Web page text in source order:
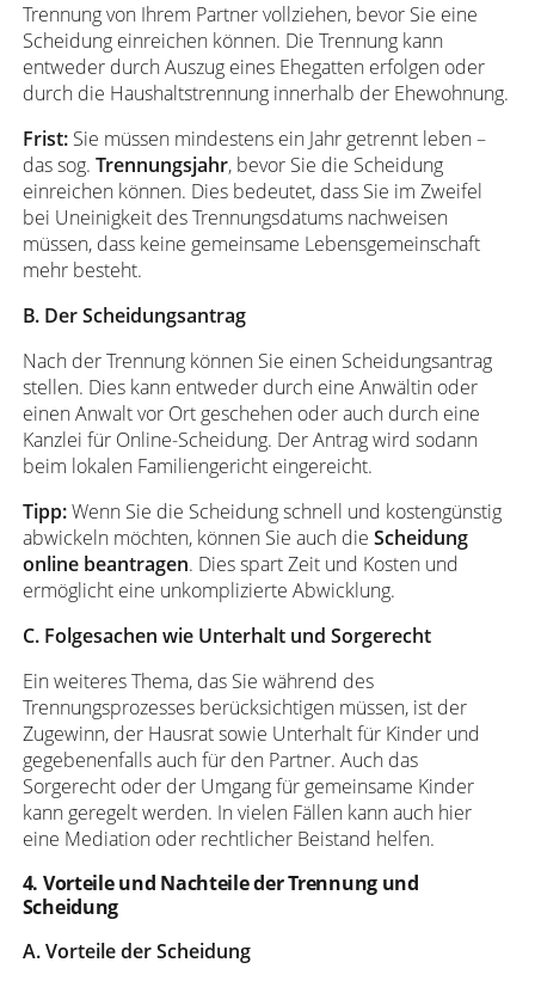
Trennung von Ihrem Partner vollziehen, bevor Sie eine
Scheidung einreichen können. Die Trennung kann
entweder durch Auszug eines Ehegatten erfolgen oder
durch die Haushaltstrennung innerhalb der Ehewohnung.
Frist:Sie müssen mindestens ein Jahr getrennt leben –
das sog. Trennungsjahr, bevor Sie die Scheidung
einreichen können. Dies bedeutet, dass Sie im Zweifel
bei Uneinigkeit des Trennungsdatums nachweisen
müssen, dass keine gemeinsame Lebensgemeinschaft
mehr besteht.
B. Der Scheidungsantrag
Nach der Trennung können Sie einen Scheidungsantrag
stellen. Dies kann entweder durch eine Anwältin oder
einen Anwalt vor Ort geschehen oder auch durch eine
Kanzlei für Online-Scheidung. Der Antrag wird sodann
beim lokalen Familiengericht eingereicht.
Tipp:Wenn Sie die Scheidung schnell und kostengünstig
abwickeln möchten, können Sie auch die Scheidung
online beantragen. Dies spart Zeit und Kosten und
ermöglicht eine unkomplizierte Abwicklung.
C. Folgesachen wie Unterhalt und Sorgerecht
Ein weiteres Thema, das Sie während des
Trennungsprozesses berücksichtigen müssen, ist der
Zugewinn, der Hausrat sowie Unterhalt für Kinder und
gegebenenfalls auch für den Partner. Auch das
Sorgerecht oder der Umgang für gemeinsame Kinder
kann geregelt werden. In vielen Fällen kann auch hier
eine Mediation oder rechtlicher Beistand helfen.
4. Vorteile und Nachteile der Trennung und
Scheidung
A. Vorteile der Scheidung